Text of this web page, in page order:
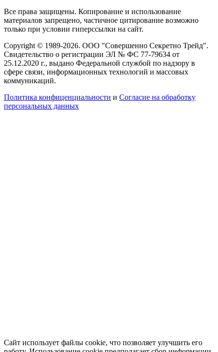
Все права защищены. Копирование и использование
материалов запрещено, частичное цитирование возможно
только при условии гиперссылки на сайт.
Copyright © 1989-2026. ООО "Совершенно Секретно Трейд".
Свидетельство о регистрации ЭЛ № ФС 77-79634 от
25.12.2020 г., выдано Федеральной службой по надзору в
сфере связи, информационных технологий и массовых
коммуникаций.
Политика конфиценциальности и Согласие на обработку
персональных данных
Сайт использует файлы cookie, что позволяет улучшить его